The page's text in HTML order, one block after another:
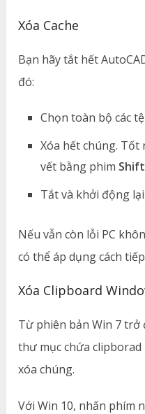
Xóa Cache
Bạn hãy tắt hết
đó:
Chọn toàn bộ các
Xóa hết chúng. Tốt
vết bằng phim
Tắt và khởi động lại
Nếu vẫn còn lỗi PC
có thể áp dụng cách
Xóa Clipboard
Từ phiên bản Win 7
thư mục chứa
xóa chúng.
Với Win 10, nhấn phím